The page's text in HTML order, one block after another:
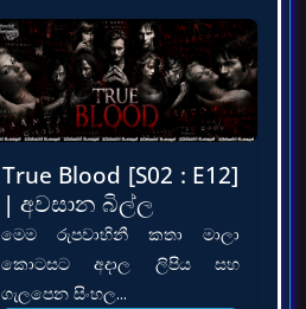
True Blood [S02 : E12]
| අවසාන බිල්ල
මෙම රුපවාහිනී කතා මාලා
කොටසට අදාල ලිපිය සහ
ගැලපෙන සිංහල...